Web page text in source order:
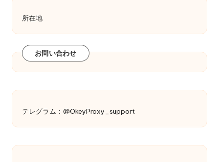
所在地
お問い合わせ
テレグラム：@OkeyProxy_support